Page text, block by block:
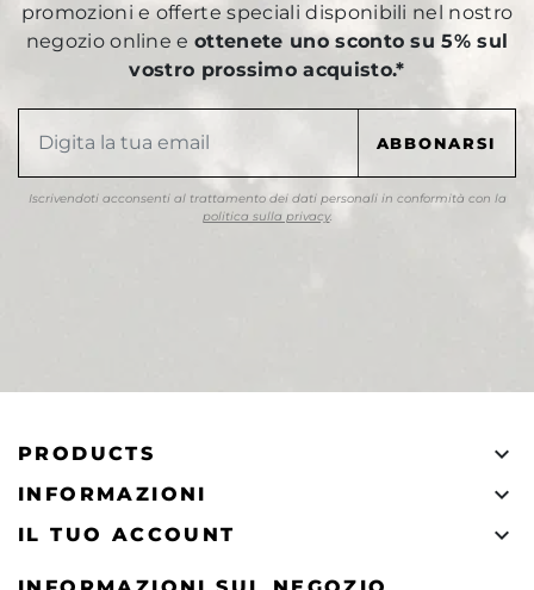
promozioni e offerte speciali disponibili nel nostro
negozio online eottenete uno sconto su 5% sul
vostro prossimo acquisto.*
Iscrivendoti acconsenti al trattamento dei dati personali in conformità con la
politica sulla privacy.
PRODUCTS 
INFORMAZIONI 
IL TUO ACCOUNT 